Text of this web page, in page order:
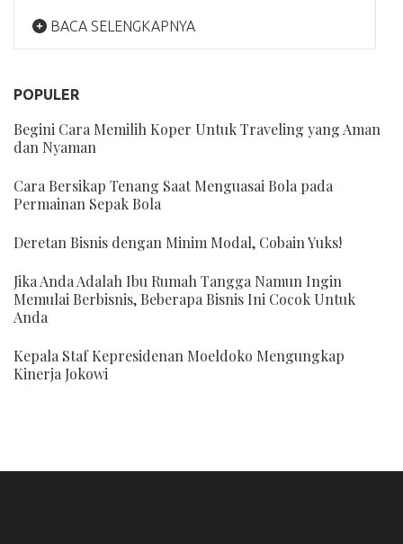
BACA SELENGKAPNYA
POPULER
Begini Cara Memilih Koper Untuk Traveling yang Aman
dan Nyaman
Cara Bersikap Tenang Saat Menguasai Bola pada
Permainan Sepak Bola
Deretan Bisnis dengan Minim Modal, Cobain Yuks!
Jika Anda Adalah Ibu Rumah Tangga Namun Ingin
Memulai Berbisnis, Beberapa Bisnis Ini Cocok Untuk
Anda
Kepala Staf Kepresidenan Moeldoko Mengungkap
Kinerja Jokowi